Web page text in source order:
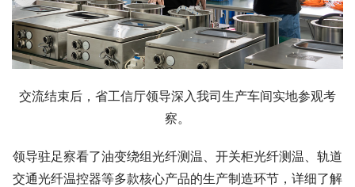
交流结束后，省工信厅领导深入我司生产车间实地参观考
察。
领导驻足察看了油变绕组光纤测温、开关柜光纤测温、轨道
交通光纤温控器等多款核心产品的生产制造环节，详细了解